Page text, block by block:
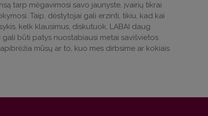
tarp mėgavimosi savo jaunyste, įvairių tikrai
Taip, dėstytojai gali erzinti, tikiu, kad kai
kelk klausimus, diskutuok, LABAI daug
būti patys nuostabiausi metai savišvietos
mūsų ar to, kuo mes dirbsime ar kokiais